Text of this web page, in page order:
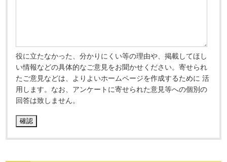
役に立たなかった、分かりにくい等の理由や、掲載してほし
い情報などの具体的なご意見をお聞かせください。寄せられ
たご意見などは、よりよいホームページを作成するために 活
用します。なお、アンケートに寄せられた意見等への個別の
回答は致しません。